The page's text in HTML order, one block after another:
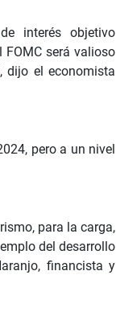
interés objetivo
será valioso
dijo el economista
pero a un nivel
para la carga,
del desarrollo
financista y